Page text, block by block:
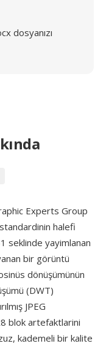
dosyanızı
Experts Group
halefi
seklinde yayimlanan
bir görüntü
dönüşümünün
(DWT)
JPEG
blok artefaktlarini
kademeli bir kalite